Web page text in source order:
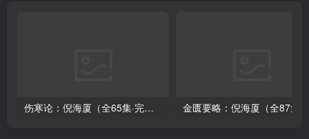
伤寒论：倪海厦（全65集·完整版）